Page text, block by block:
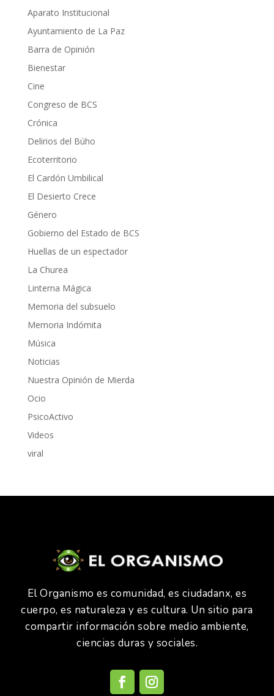
Aparato Institucional
Ayuntamiento de La Paz
Barra de Opinión
Bienestar
Cine
Congreso de BCS
Crónica
Delirios del Búho
Ecoterritorio
El Cardón Umbilical
El Desierto Crece
Género
Gobierno del Estado de BCS
Huellas de un espectador
La Churea
Linterna Mágica
Memoria del subsuelo
Memoria Indómita
Música
Noticias
Nuestra Opinión de Mierda
Ocio
PsicoActivo
Videos
viral
El Organismo es comunidad, es ciudadanx, es
cuerpo, es naturaleza y es cultura. Un sitio para
compartir información sobre medio ambiente,
ciencias duras y sociales.